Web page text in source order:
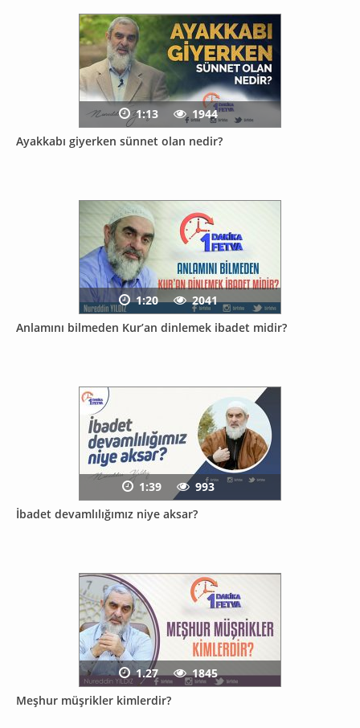
Ayakkabı giyerken sünnet olan nedir?
1:13 1944
Anlamını bilmeden Kur’an dinlemek ibadet midir?
1:20 2041
İbadet devamlılığımız niye aksar?
1:39 993
Meşhur müşrikler kimlerdir?
1.27 1845